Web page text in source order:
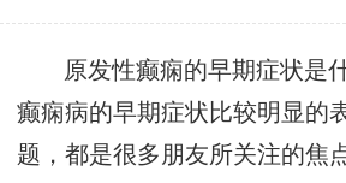
原发性癫痫的早期症状是
癫痫病的早期症状比较明显的
题，都是很多朋友所关注的焦